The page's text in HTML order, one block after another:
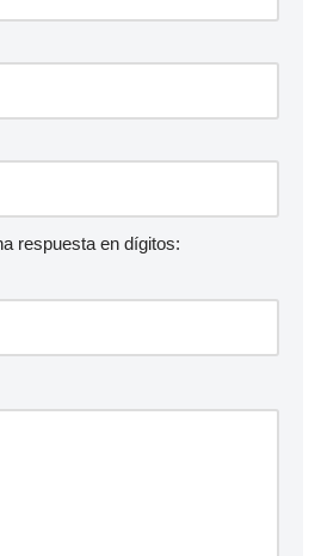
respuesta en dígitos: